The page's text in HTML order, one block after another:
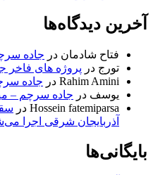
آخرین دیدگاه‌ها
فتاح شادمان در جاده
تورج در پروژه های فاخر
Rahim Amini در جاده
یوسف در جاده سرچم –
Hossein fatemiparsa در
آذربایجان شرقی اجرا
بایگانی‌ها